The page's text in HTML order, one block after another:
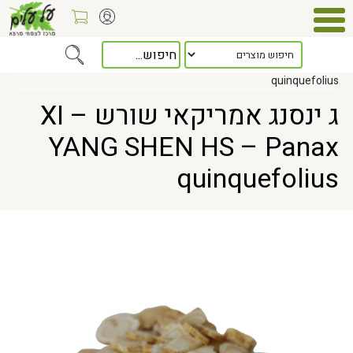
> ג ינסנג אמריקאי שורש – XI YANG SHEN HS – Panax
quinquefolius
ג ינסנג אמריקאי שורש – XI
YANG SHEN HS – Panax
quinquefolius